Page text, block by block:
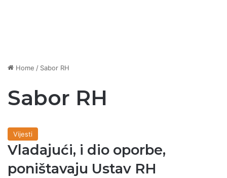
Home / Sabor RH
Sabor RH
Vijesti
Vladajući, i dio oporbe,
poništavaju Ustav RH